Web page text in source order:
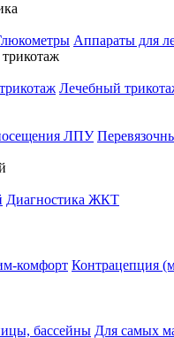
Аппараты для
Лечебный
ЛПУ
Диагностика ЖКТ
комфорт Контрацепция
бассейны Для самых